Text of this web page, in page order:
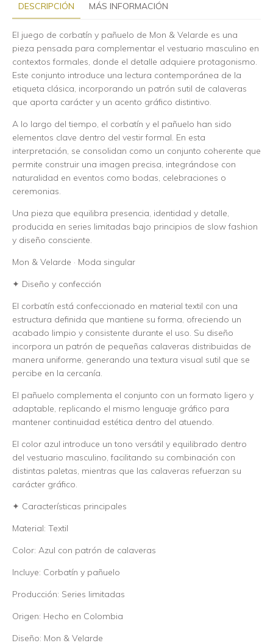
DESCRIPCIÓN MÁS INFORMACIÓN
El juego de corbatín y pañuelo de Mon & Velarde es una
pieza pensada para complementar el vestuario masculino en
contextos formales, donde el detalle adquiere protagonismo.
Este conjunto introduce una lectura contemporánea de la
etiqueta clásica, incorporando un patrón sutil de calaveras
que aporta carácter y un acento gráfico distintivo.
A lo largo del tiempo, el corbatín y el pañuelo han sido
elementos clave dentro del vestir formal. En esta
interpretación, se consolidan como un conjunto coherente que
permite construir una imagen precisa, integrándose con
naturalidad en eventos como bodas, celebraciones o
ceremonias.
Una pieza que equilibra presencia, identidad y detalle,
producida en series limitadas bajo principios de slow fashion
y diseño consciente.
Mon & Velarde · Moda singular
✦ Diseño y confección
El corbatín está confeccionado en material textil con una
estructura definida que mantiene su forma, ofreciendo un
acabado limpio y consistente durante el uso. Su diseño
incorpora un patrón de pequeñas calaveras distribuidas de
manera uniforme, generando una textura visual sutil que se
percibe en la cercanía.
El pañuelo complementa el conjunto con un formato ligero y
adaptable, replicando el mismo lenguaje gráfico para
mantener continuidad estética dentro del atuendo.
El color azul introduce un tono versátil y equilibrado dentro
del vestuario masculino, facilitando su combinación con
distintas paletas, mientras que las calaveras refuerzan su
carácter gráfico.
✦ Características principales
Material: Textil
Color: Azul con patrón de calaveras
Incluye: Corbatín y pañuelo
Producción: Series limitadas
Origen: Hecho en Colombia
Diseño: Mon & Velarde